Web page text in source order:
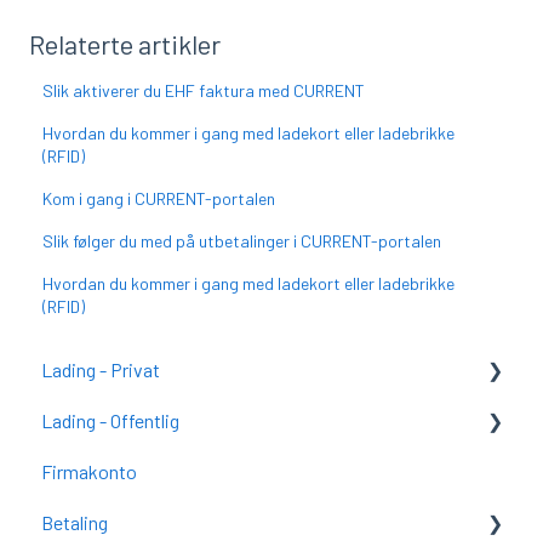
Relaterte artikler
Slik aktiverer du EHF faktura med CURRENT
Hvordan du kommer i gang med ladekort eller ladebrikke
(RFID)
Kom i gang i CURRENT-portalen
Slik følger du med på utbetalinger i CURRENT-portalen
Hvordan du kommer i gang med ladekort eller ladebrikke
(RFID)
Lading - Privat
Kom i gang med CURRENT Charge (tidligere
Lading - Offentlig
Kom i gang med CURRENT Charge
CURRENT Charge
Firmakonto
Betaling